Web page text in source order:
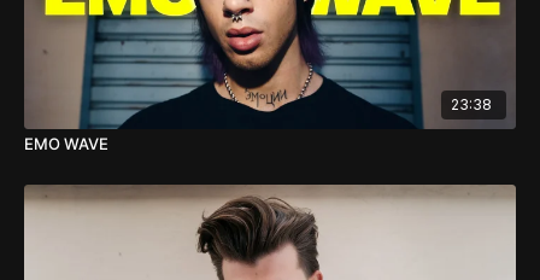
23:38
EMO WAVE